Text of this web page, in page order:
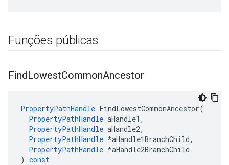
Funções públicas
FindLowestCommonAncestor
PropertyPathHandle FindLowestCommonAncestor(
PropertyPathHandle aHandle1 ,
PropertyPathHandle aHandle2,
PropertyPathHandle *aHandle1BranchChild,
PropertyPathHandle *aHandle2BranchChild
) const